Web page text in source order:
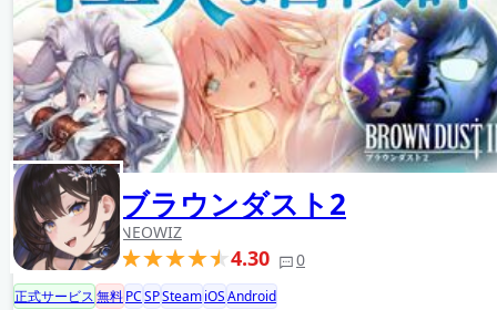
ブラウンダスト2
NEOWIZ
4.30 0
正式サービス無料PCSPSteamiOSAndroid